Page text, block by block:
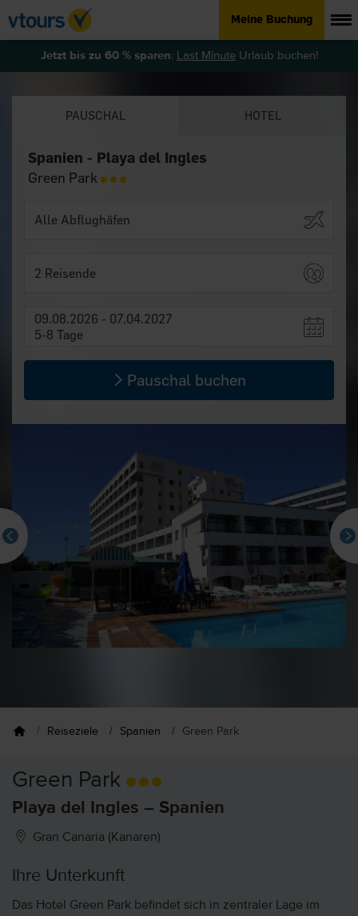
Meine Buchung
Jetzt bis zu 60 % sparen: Last MinuteUrlaub buchen!
PAUSCHAL HOTEL
Spanien - Playa del Ingles
Green Park
2 Reisende
09.08.2026 - 07.04.2027
5-8 Tage
Pauschal buchen
Reiseziele Spanien Green Park
Green Park
Playa del Ingles – Spanien
Gran Canaria (Kanaren)
Ihre Unterkunft
Das Hotel Green Park befindet sich in zentraler Lage im